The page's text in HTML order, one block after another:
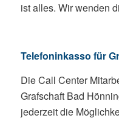
ist alles. Wir wenden
Telefoninkasso für
Die Call Center
Grafschaft Bad
jederzeit die